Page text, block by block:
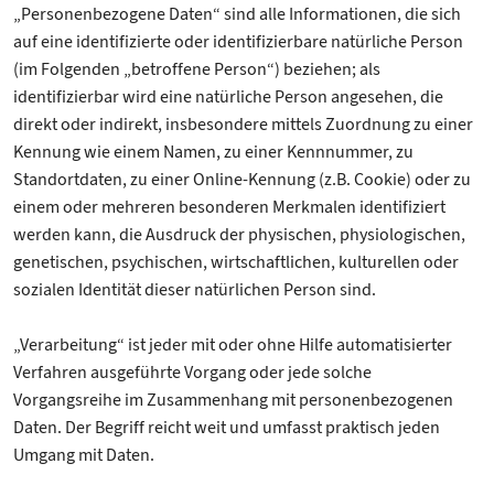
„Personenbezogene Daten“ sind alle Informationen, die sich
auf eine identifizierte oder identifizierbare natürliche Person
(im Folgenden „betroffene Person“) beziehen; als
identifizierbar wird eine natürliche Person angesehen, die
direkt oder indirekt, insbesondere mittels Zuordnung zu einer
Kennung wie einem Namen, zu einer Kennnummer, zu
Standortdaten, zu einer Online-Kennung (z.B. Cookie) oder zu
einem oder mehreren besonderen Merkmalen identifiziert
werden kann, die Ausdruck der physischen, physiologischen,
genetischen, psychischen, wirtschaftlichen, kulturellen oder
sozialen Identität dieser natürlichen Person sind.
„Verarbeitung“ ist jeder mit oder ohne Hilfe automatisierter
Verfahren ausgeführte Vorgang oder jede solche
Vorgangsreihe im Zusammenhang mit personenbezogenen
Daten. Der Begriff reicht weit und umfasst praktisch jeden
Umgang mit Daten.